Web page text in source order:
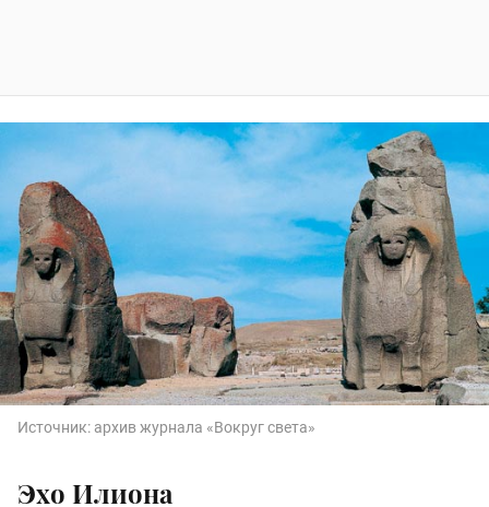
Источник: архив журнала «Вокруг света»
Эхо Илиона